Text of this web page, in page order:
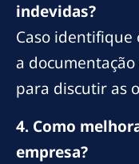
indevidas?
Caso identifique
a
para discutir as
4. Como
empresa?